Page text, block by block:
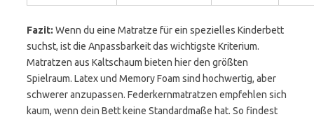
Fazit: Wenn du eine Matratze für ein spezielles Kinderbett
suchst, ist die Anpassbarkeit das wichtigste Kriterium.
Matratzen aus Kaltschaum bieten hier den größten
Spielraum. Latex und Memory Foam sind hochwertig, aber
schwerer anzupassen. Federkernmatratzen empfehlen sich
kaum, wenn dein Bett keine Standardmaße hat. So findest